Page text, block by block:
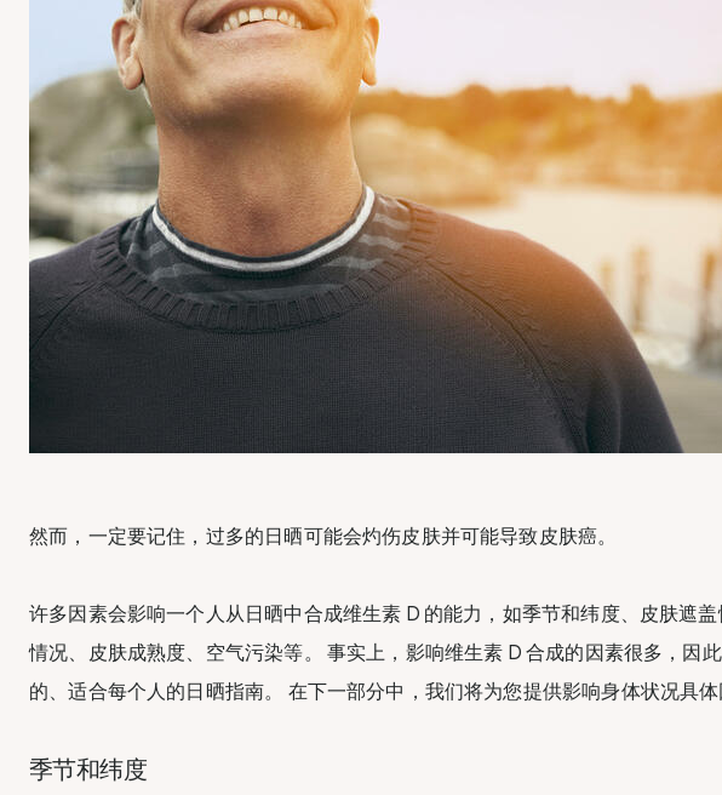
然而，一定要记住，过多的日晒可能会灼伤皮肤并可能导致皮肤癌。
许多因素会影响一个人从日晒中合成维生素 D 的能力，如季节和纬度、皮肤遮
情况、皮肤成熟度、空气污染等。 事实上，影响维生素 D 合成的因素很多，因
的、适合每个人的日晒指南。 在下一部分中，我们将为您提供影响身体状况具体
季节和纬度